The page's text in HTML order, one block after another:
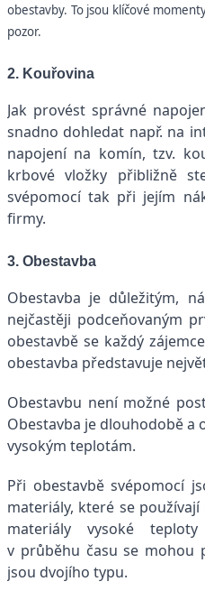
obestavby. To jsou klíčové
pozor.
2. Kouřovina
Jak provést správné
snadno dohledat např. na
napojení na komín, tzv.
krbové vložky přibližně
svépomocí tak při jejím
firmy.
3. Obestavba
Obestavba je důležitým,
nejčastěji podceňovaným
obestavbě se každý
obestavba představuje
Obestavbu není možné
Obestavba je dlouhodobě a
vysokým teplotám.
Při obestavbě svépomocí
materiály, které se
materiály vysoké
v průběhu času se mohou
jsou dvojího typu.